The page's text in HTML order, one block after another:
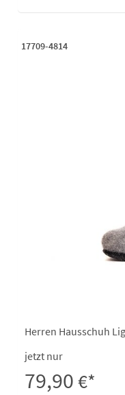
17709-4814
Herren Hausschuh
jetzt nur
79,90€*